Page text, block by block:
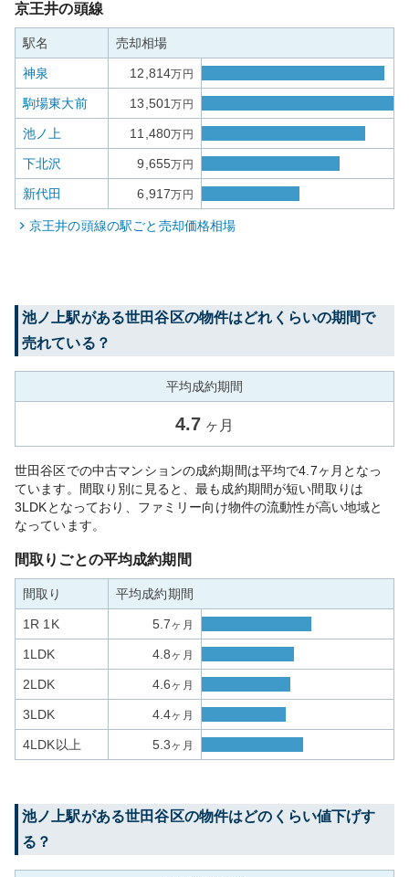
京王井の頭線
駅名 売却相場
神泉 12,814万円
駒場東大前 13,501万円
池ノ上 11,480万円
下北沢 9,655万円
新代田 6,917万円
京王井の頭線の駅ごと売却価格相場
池ノ上駅がある世田谷区の物件はどれくらいの期間で
売れている？
平均成約期間
4.7 ヶ月
世田谷区での中古マンションの成約期間は平均で4.7ヶ月となっ
ています。間取り別に見ると、最も成約期間が短い間取りは
3LDKとなっており、ファミリー向け物件の流動性が高い地域と
なっています。
間取りごとの平均成約期間
間取り 平均成約期間
1R 1K 5.7ヶ月
1LDK 4.8ヶ月
2LDK 4.6ヶ月
3LDK 4.4ヶ月
4LDK以上 5.3ヶ月
池ノ上駅がある世田谷区の物件はどのくらい値下げす
る？